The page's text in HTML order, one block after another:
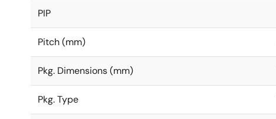
PIP
Pitch (mm)
Pkg. Dimensions (mm)
Pkg. Type